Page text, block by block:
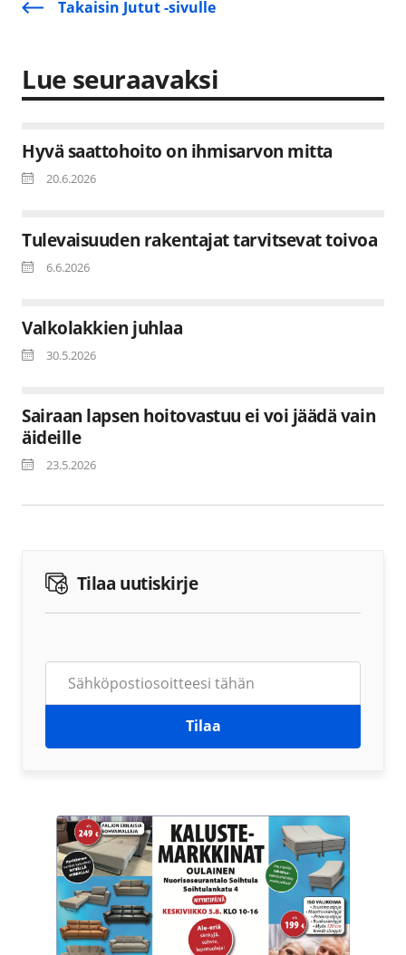
Takaisin Jutut -sivulle
Lue seuraavaksi
Hyvä saattohoito on ihmisarvon mitta
20.6.2026
Tulevaisuuden rakentajat tarvitsevat toivoa
6.6.2026
Valkolakkien juhlaa
30.5.2026
Sairaan lapsen hoitovastuu ei voi jäädä vain
äideille
23.5.2026
Tilaa uutiskirje
Tilaa